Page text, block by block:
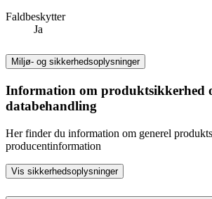
Faldbeskytter
Ja
Miljø- og sikkerhedsoplysninger
Information om produktsikkerhed
databehandling
Her finder du information om generel
producentinformation
Vis sikkerhedsoplysninger